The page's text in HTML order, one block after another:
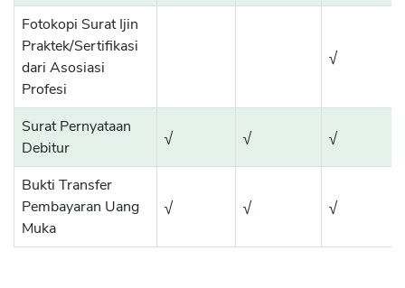
Fotokopi Surat Ijin
Praktek/Sertifikasi
dari Asosiasi
Profesi
√
Surat Pernyataan
Debitur
√ √ √
Bukti Transfer
Pembayaran Uang
Muka
√ √ √